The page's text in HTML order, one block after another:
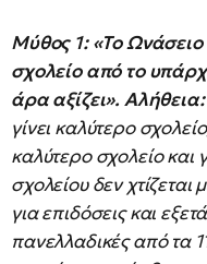
Μύθος 1: «Το Ωνάσειο
σχολείο από το
άρα αξίζει». Αλήθεια:
γίνει καλύτερο
καλύτερο σχολείο και
σχολείου δεν
για επιδόσεις και
πανελλαδικές από τα